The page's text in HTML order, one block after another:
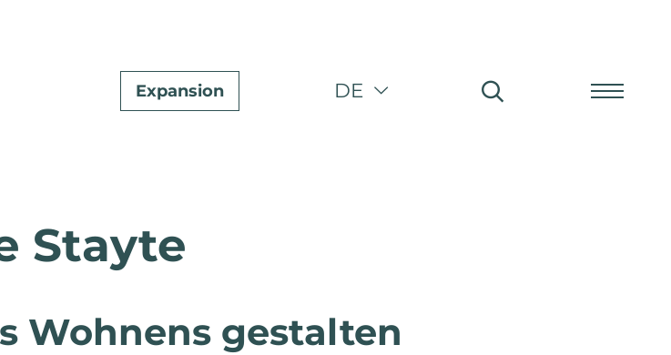
Expansion DE Menu
Brands
Tibado Care
Stayte
Wohnens gestalten